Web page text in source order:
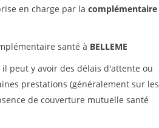
en charge par la complémentaire
santé à BELLEME
il peut y avoir des délais d'attente ou
prestations (généralement sur les
de couverture mutuelle santé